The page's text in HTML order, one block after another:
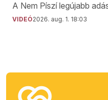
A Nem Píszí legújabb
VIDEÓ2026. aug. 1. 18:03